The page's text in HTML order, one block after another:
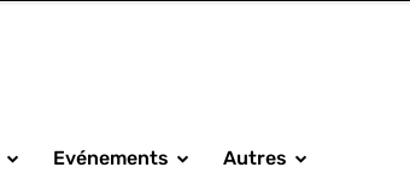
Evénements Autres